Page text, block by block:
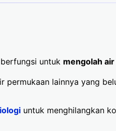
untuk mengolah
permukaan lainnya yang
untuk menghilangkan